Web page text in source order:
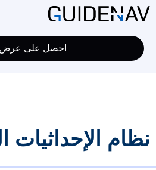
احصل على
نظام الإحداثيات